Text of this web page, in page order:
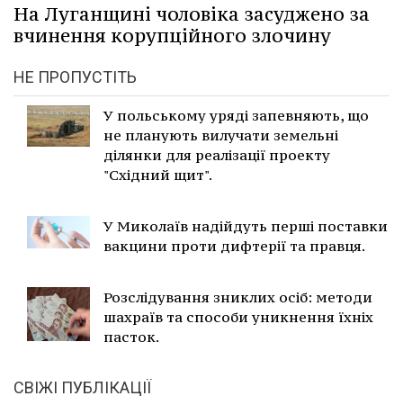
На Луганщині чоловіка засуджено за
вчинення корупційного злочину
НЕ ПРОПУСТІТЬ
У польському уряді запевняють, що
не планують вилучати земельні
ділянки для реалізації проекту
"Східний щит".
У Миколаїв надійдуть перші поставки
вакцини проти дифтерії та правця.
Розслідування зниклих осіб: методи
шахраїв та способи уникнення їхніх
пасток.
СВІЖІ ПУБЛІКАЦІЇ